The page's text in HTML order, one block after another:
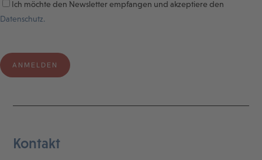
Ich möchte den Newsletter empfangen und akzeptiere den
Datenschutz.
Kontakt